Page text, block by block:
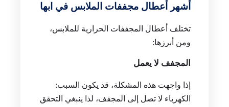
أشهر أعطال مجففات الملابس في ابها
تختلف أعطال المجففات الحرارية للملابس،
ومن أبرزها:
المجفف لا يعمل
إذا واجهت هذه المشكلة، قد يكون السبب:
الكهرباء لا تصل إلى المجفف، لذا ينبغي التحقق